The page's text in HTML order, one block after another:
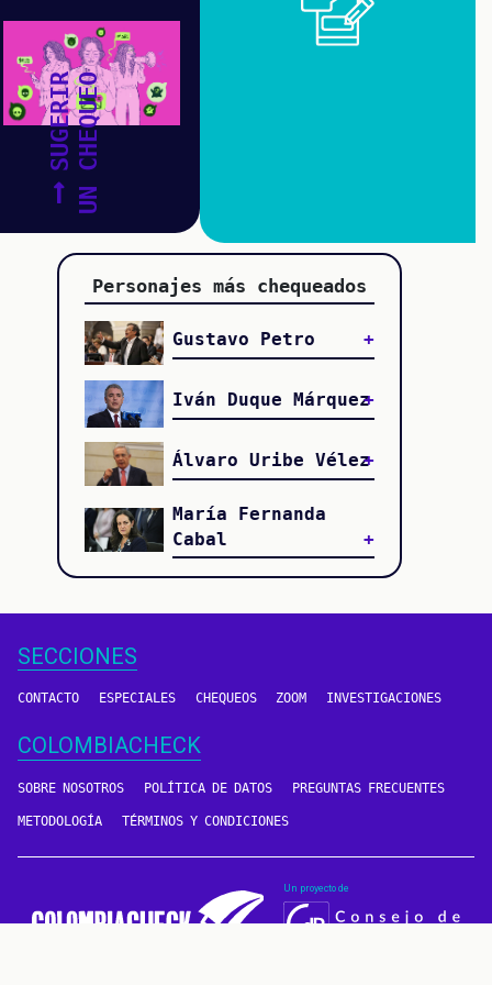
SUGERIRUN CHEQUEO
Personajes más chequeados
Gustavo Petro
Iván Duque Márquez
Álvaro Uribe Vélez
María Fernanda
Cabal
SECCIONES
CONTACTO ESPECIALES CHEQUEOS ZOOM INVESTIGACIONES
COLOMBIACHECK
SOBRE NOSOTROS POLÍTICA DE DATOS PREGUNTAS FRECUENTES
METODOLOGÍA TÉRMINOS Y CONDICIONES
Un proyecto de